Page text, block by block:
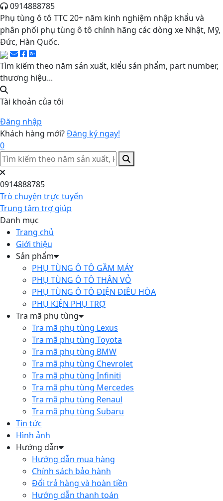
0914888785
Phụ tùng ô tô TTC 20+ năm kinh nghiệm nhập khẩu và
phân phối phụ tùng ô tô chính hãng các dòng xe Nhật, Mỹ,
Đức, Hàn Quốc.
Tìm kiếm theo năm sản xuất, kiểu sản phẩm, part number,
thương hiệu...
Tài khoản của tôi
Đăng nhập
Khách hàng mới?Đăng ký ngay!
0
0914888785
Trò chuyện trực tuyến
Trung tâm trợ giúp
Danh mục
Trang chủ
Giới thiệu
Sản phẩm
PHỤ TÙNG Ô TÔ GẦM MÁY
PHỤ TÙNG Ô TÔ THÂN VỎ
PHỤ TÙNG Ô TÔ ĐIỆN ĐIỀU HÒA
PHỤ KIỆN PHỤ TRỢ
Tra mã phụ tùng
Tra mã phụ tùng Lexus
Tra mã phụ tùng Toyota
Tra mã phụ tùng BMW
Tra mã phụ tùng Chevrolet
Tra mã phụ tùng Infiniti
Tra mã phụ tùng Mercedes
Tra mã phụ tùng Renaul
Tra mã phụ tùng Subaru
Tin tức
Hình ảnh
Hướng dẫn
Hướng dẫn mua hàng
Chính sách bảo hành
Đổi trả hàng và hoàn tiền
Hướng dẫn thanh toán